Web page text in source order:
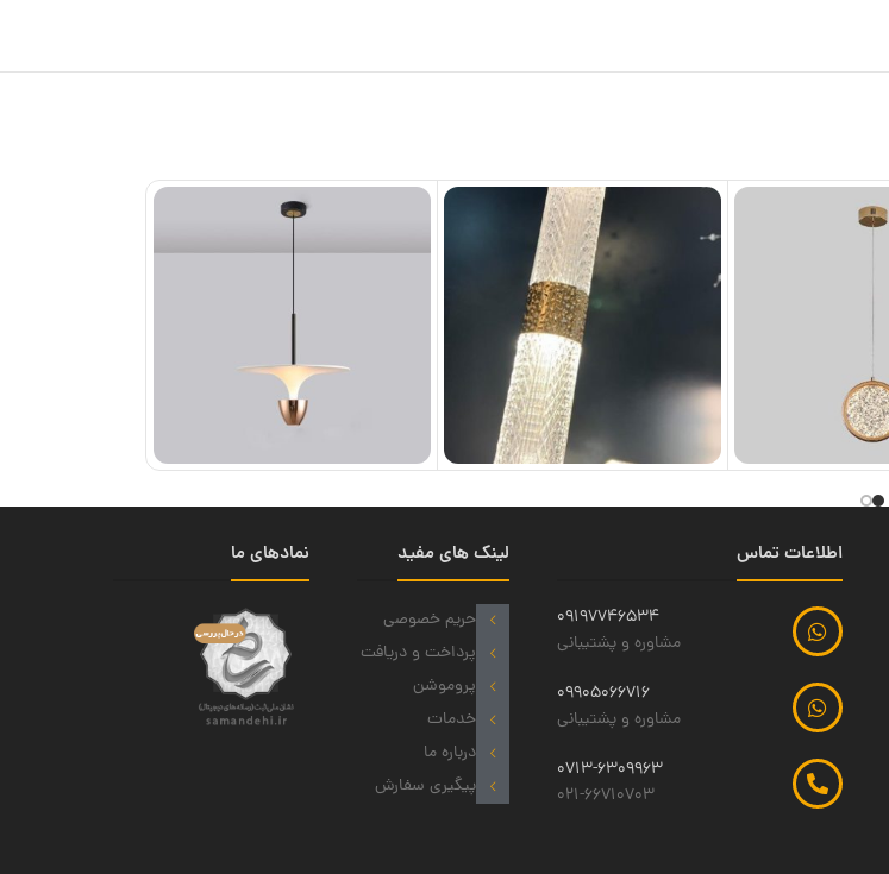
اطلاعات تماس
09197746534
مشاوره و پشتیبانی
09905066716
مشاوره و پشتیبانی
0713-6309963
021-66710703
لینک های مفید
حریم خصوصی
پرداخت و دریافت
پروموشن
خدمات
درباره ما
پیگیری سفارش
نمادهای ما